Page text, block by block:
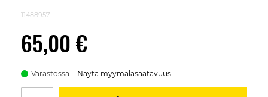
11488957
65,00 €
Varastossa Näytä myymäläsaatavuus